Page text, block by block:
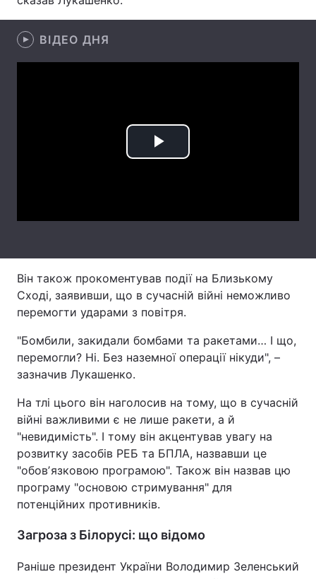
Лонгріди
Відео з Youtube
Тема оформлення
ВІДЕО ДНЯ
Play
Він також прокоментував події на Близькому
Сході, заявивши, що в сучасній війні неможливо
перемогти ударами з повітря.
"Бомбили, закидали бомбами та ракетами… І що,
перемогли? Ні. Без наземної операції нікуди", –
зазначив Лукашенко.
На тлі цього він наголосив на тому, що в сучасній
війні важливими є не лише ракети, а й
"невидимість". І тому він акцентував увагу на
розвитку засобів РЕБ та БПЛА, назвавши це
"обовʼязковою програмою". Також він назвав цю
програму "основою стримування" для
потенційних противників.
Загроза з Білорусі: що відомо
Раніше президент України Володимир Зеленський